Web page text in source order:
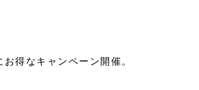
得なキャンペーン開催。